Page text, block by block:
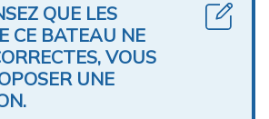
QUE LES
CE BATEAU NE
VOUS
UNE